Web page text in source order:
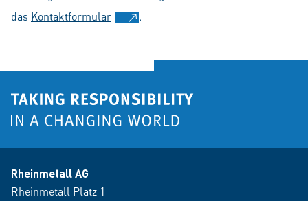
das Kontaktformular .
Rheinmetall AG
Rheinmetall Platz 1